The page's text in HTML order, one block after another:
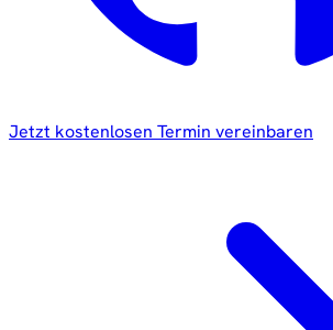
Jetzt kostenlosen Termin vereinbaren